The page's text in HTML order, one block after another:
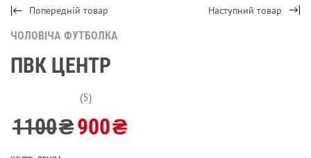
Попередній товар Наступний товар
ЧОЛОВІЧА ФУТБОЛКА
ПВК ЦЕНТР
(5)
1100₴900₴